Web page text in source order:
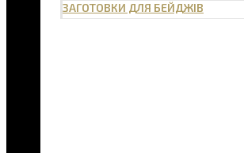
ЗАГОТОВКИ ДЛЯ БЕЙДЖІВ